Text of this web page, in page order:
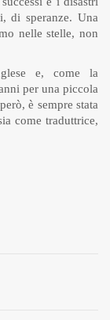
di speranze. Una
nelle stelle, non
e, come la
per una piccola
è sempre stata
come traduttrice,